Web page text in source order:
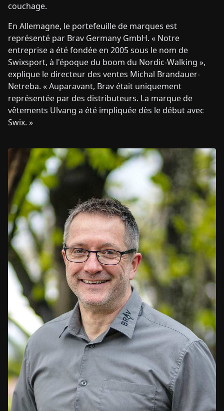
couchage.
En Allemagne, le portefeuille de marques est
représenté par Brav Germany GmbH. « Notre
entreprise a été fondée en 2005 sous le nom de
Swixsport, à l'époque du boom du Nordic-Walking »,
explique le directeur des ventes Michal Brandauer-
Netreba. « Auparavant, Brav était uniquement
représentée par des distributeurs. La marque de
vêtements Ulvang a été impliquée dès le début avec
Swix. »